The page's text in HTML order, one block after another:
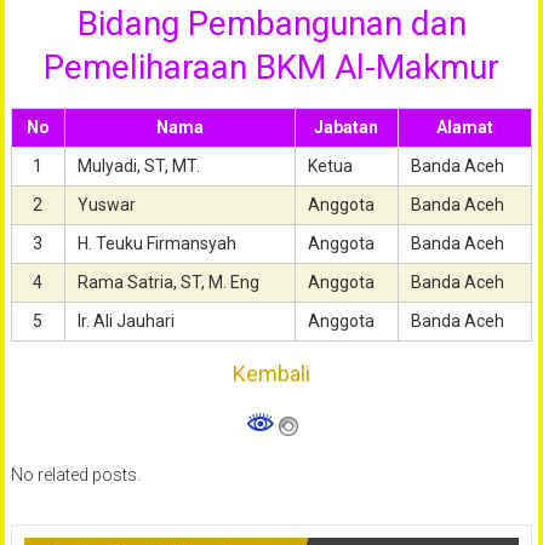
Banda
Aceh
Bidang Pembangunan dan
Pemeliharaan BKM Al-Makmur
No Nama Jabatan
Alamat
1
Mulyadi, ST, MT. Ketua
Banda Aceh
2
Yuswar Anggota
Banda Aceh
3
H. Teuku Firmansyah Anggota
Banda Aceh
4
Rama Satria, ST, M. Eng Anggota
Banda Aceh
5
Ir. Ali Jauhari Anggota Banda Aceh
Kembali
No related posts.